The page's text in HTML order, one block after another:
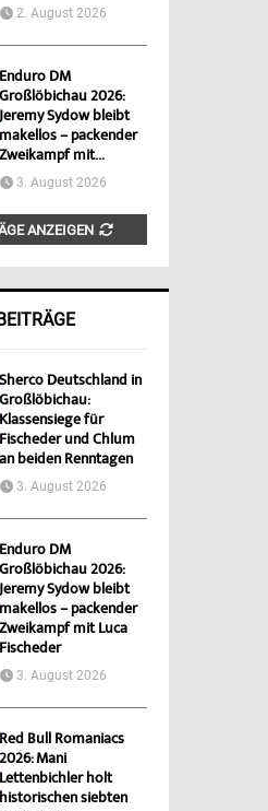
2. August 2026
Enduro DM
Großlöbichau 2026:
Jeremy Sydow bleibt
makellos – packender
Zweikampf mit...
3. August 2026
ANZEIGEN
Sherco Deutschland in
Großlöbichau:
Klassensiege für
Fischeder und Chlum
an beiden Renntagen
3. August 2026
Enduro DM
Großlöbichau 2026:
Jeremy Sydow bleibt
makellos – packender
Zweikampf mit Luca
Fischeder
3. August 2026
Red Bull Romaniacs
2026: Mani
Lettenbichler holt
historischen siebten